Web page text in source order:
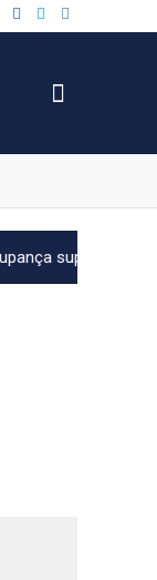
em R$ 7,15